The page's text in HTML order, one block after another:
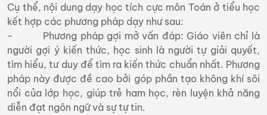
Cụ thể, nội dung dạy học tích cực môn Toán ở tiểu học
kết hợp các phương pháp dạy như sau:
- Phương pháp gợi mở vấn đáp: Giáo viên chỉ là
người gợi ý kiến thức, học sinh là người tự giải quyết,
tìm hiểu, tư duy để tìm ra kiến thức chuẩn nhất. Phương
pháp này được đề cao bởi góp phần tạo không khí sôi
nổi của lớp học, giúp trẻ ham học, rèn luyện khả năng
diễn đạt ngôn ngữ và sự tự tin.